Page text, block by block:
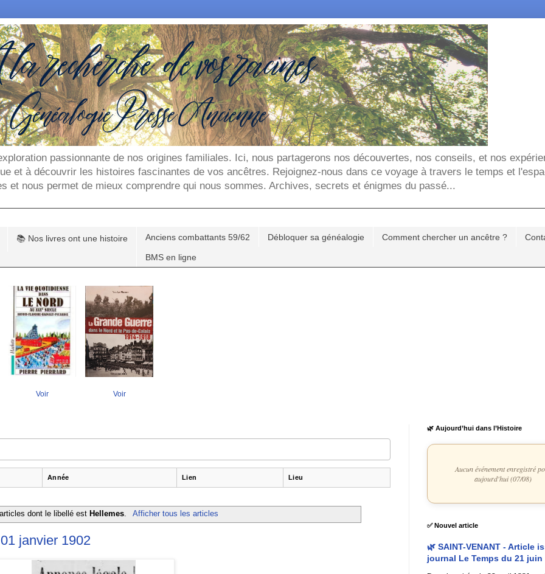
passionnante de nos origines familiales. Ici, nous partagerons nos découvertes, nos conseils, et nos
et à découvrir les histoires fascinantes de vos ancêtres. Rejoignez-nous dans ce voyage à travers le temps et
et nous permet de mieux comprendre qui nous sommes. Archives, secrets et énigmes du passé...
📚 Nos livres ont une histoire Anciens combattants 59/62 Débloquer sa généalogie Comment chercher un ancêtre ?
BMS en ligne
Voir Voir
Année Lien Lieu
dont le libellé est Hellemes Afficher tous les articles
janvier 1902
🌿 Aujourd’hui dans l’Histoire
Aucun événement enregistré
aujourd'hui (07/08)
✅ Nouvel article
🌿 SAINT-VENANT - Article
journal Le Temps du 21 juin